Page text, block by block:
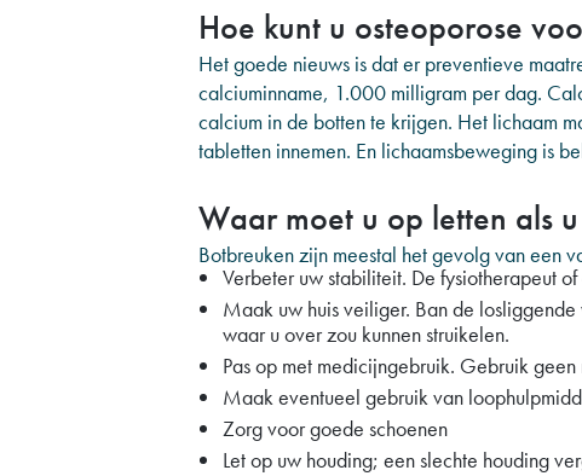
Hoe kunt u osteoporose
Het goede nieuws is dat er preventieve
calciuminname, 1.000 milligram per dag.
calcium in de botten te krijgen. Het lichaam
tabletten innemen. En lichaamsbeweging is
Waar moet u op letten als
Botbreuken zijn meestal het gevolg van een
Verbeter uw stabiliteit. De fysiotherapeut
Maak uw huis veiliger. Ban de
waar u over zou kunnen struikelen.
Pas op met medicijngebruik. Gebruik
Maak eventueel gebruik van
Zorg voor goede schoenen
Let op uw houding; een slechte houding